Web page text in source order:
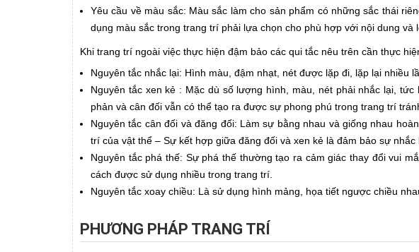
Yêu cầu về màu sắc: Màu sắc làm cho sản phẩm có những sắc thái
dụng màu sắc trong trang trí phải lựa chọn cho phù hợp với nội dung
Khi trang trí ngoài việc thực hiện đậm bảo các qui tắc nêu trên cần thực
Nguyên tắc nhắc lại: Hình màu, đậm nhạt, nét được lặp đi, lặp lại nhiều
Nguyên tắc xen kẻ : Mặc dù số lượng hình, màu, nét phải nhắc lại,
phản và cân đối vẫn có thể tạo ra được sự phong phú trong trang trí
Nguyên tắc cân đối và đăng đối: Làm sự bằng nhau và giống nhau
trí của vật thể – Sự kết hợp giữa đăng đối và xen kẻ là đảm bảo sự nhắc
Nguyên tắc phá thế: Sự phá thế thường tạo ra cảm giác thay đổi vui
cách được sử dụng nhiều trong trang trí.
Nguyên tắc xoay chiều: Là sử dụng hình mảng, họa tiết ngược chiều
PHƯƠNG PHÁP TRANG TRÍ